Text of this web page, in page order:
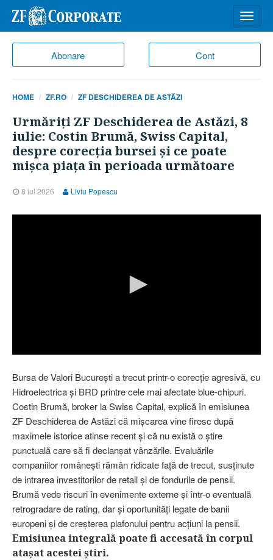
Abonare Cont
meniu
HOME ZF.RO ZF DESCHIDEREA DE ASTĂZI
Urmăriţi ZF Deschiderea de Astăzi, 8
iulie: Costin Brumă, Swiss Capital,
despre corecţia bursei şi ce poate
mişca piaţa în perioada următoare
8 iul 2026 Liviu Popescu
Bursa de Valori Bucureşti a trecut printr-o corecţie agresivă, cu
Hidroelectrica şi BRD printre cele mai afectate blue-chipuri.
Costin Brumă, broker la Swiss Capital, explică în emisiunea
ZF Deschiderea de Astăzi că mişcarea vine firesc după
maximele istorice atinse recent şi că nu există o ştire
punctuală care să fi declanşat vânzările. Evaluările
companiilor româneşti rămân ridicate faţă de trecut, susţinute
de intrarea investitorilor de retail şi de fondurile de pensii.
Brumă vede riscuri în evenimente externe şi într-o eventuală
retrogradare de rating, dar şi oportunităţi legate de banii
europeni şi de creşterea plafonului pentru acţiuni la pensii.
Emisiunea integrală poate fi accesată în corpul
ataşat acestei ştiri.